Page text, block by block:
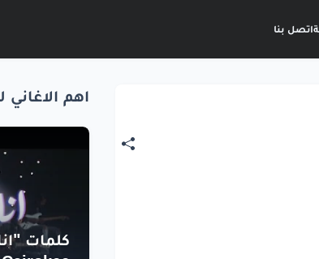
اتصل بنا
اهم الاغاني